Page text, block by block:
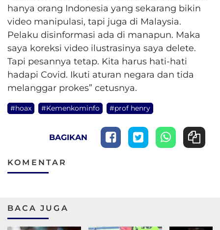
hanya orang Indonesia yang sekarang bikin
video manipulasi, tapi juga di Malaysia.
Pelaku disinformasi ada di manapun. Maka
saya koreksi video ilustrasinya saya delete.
Tapi pesannya tetap. Kita harus hati-hati
hadapi Covid. Ikuti aturan negara dan tida
melanggar prokes” cetusnya.
#hoax #Kemenkominfo #prof henry
BAGIKAN
KOMENTAR
BACA JUGA